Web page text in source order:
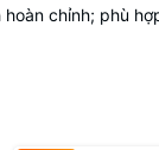
chỉnh; phù